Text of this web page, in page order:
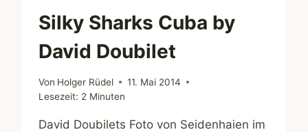
Silky Sharks Cuba by
David Doubilet
Von Holger Rüdel
11. Mai 2014
Lesezeit: 2 Minuten
David Doubilets Foto von Seidenhaien im